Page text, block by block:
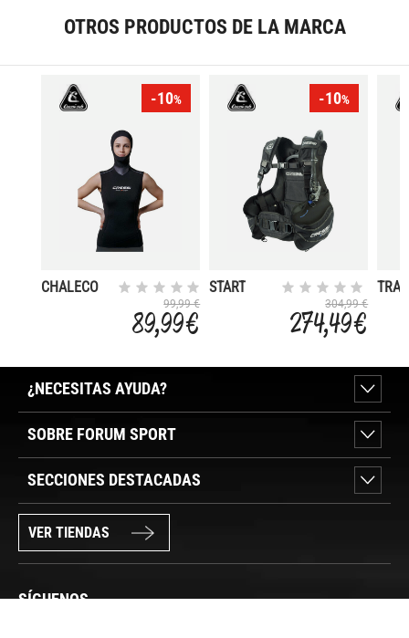
OTROS PRODUCTOS DE LA MARCA
-10%
CHALECO
99,99 €
89,99 €
-10%
START
304,99 €
274,49 €
¿NECESITAS AYUDA?
SOBRE FORUM SPORT
SECCIONES DESTACADAS
VER TIENDAS
SÍGUENOS